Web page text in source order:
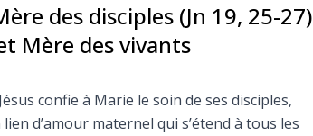
pour le monde
des disciples (Jn 19, 25-27)
Mère des vivants
confie à Marie le soin de ses disciples,
d’amour maternel qui s’étend à tous les